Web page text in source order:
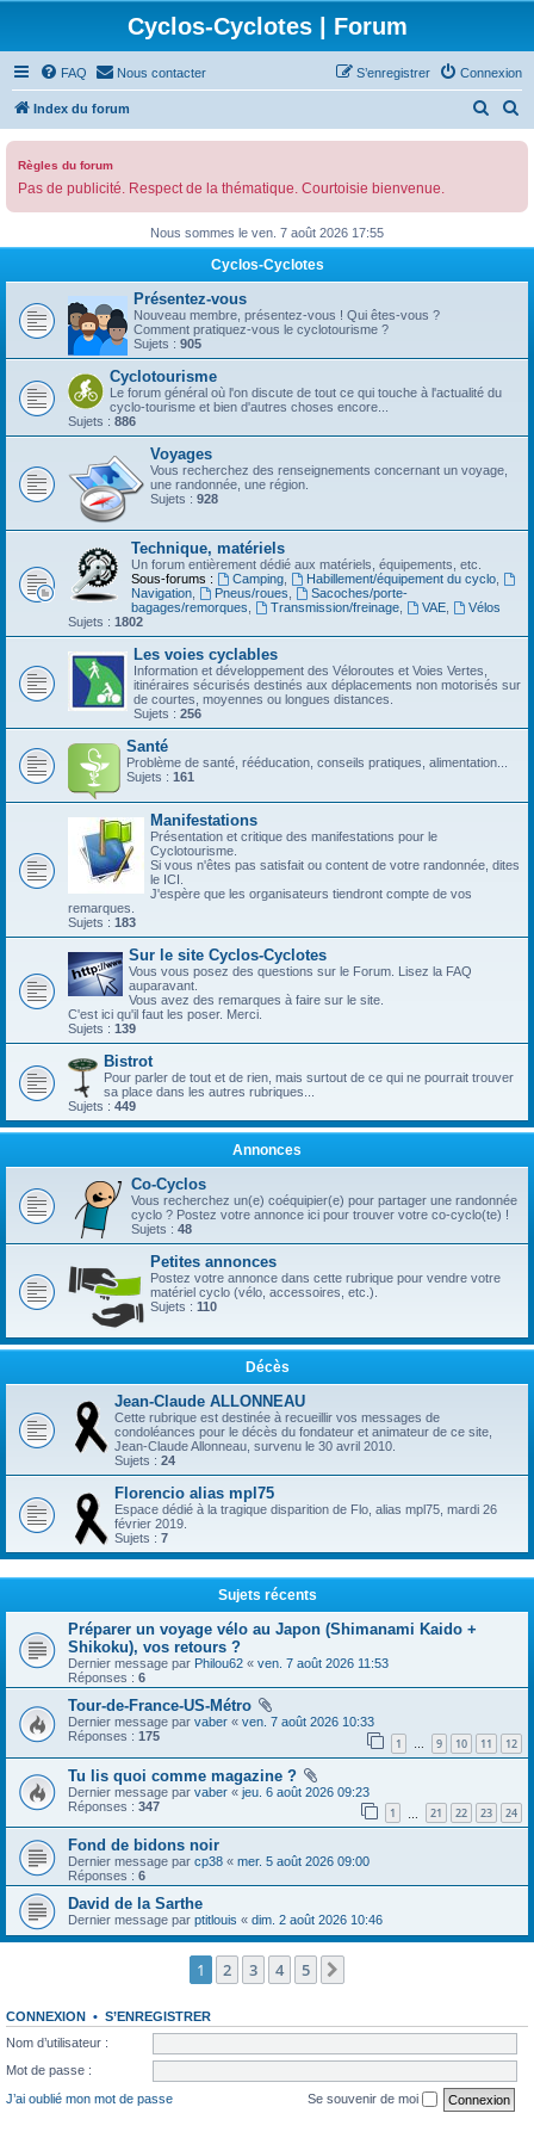
Cyclos-Cyclotes | Forum
FAQ Nous contacter Connexion
S’enregistrer
Index du forum
r
c
r
r
c
r
Règles du forum
Pas de publicité. Respect de la thématique. Courtoisie bienvenue.
Nous sommes le ven. 7 août 2026 17:55
Cyclos-Cyclotes
Présentez-vous
Nouveau membre, présentez-vous ! Qui êtes-vous ?
Comment pratiquez-vous le cyclotourisme ?
Sujets : 905
Cyclotourisme
Le forum général où l'on discute de tout ce qui touche à l'actualité du
cyclo-tourisme et bien d'autres choses encore...
Sujets : 886
Voyages
Vous recherchez des renseignements concernant un voyage,
une randonnée, une région.
Sujets : 928
Technique, matériels
Un forum entièrement dédié aux matériels, équipements, etc.
Sous-forums :
Camping, Habillement/équipement du cyclo,
Navigation
Pneus/roues
Sacoches/porte-
bagages/remorques
Transmission/freinage, VAE,
Vélos
Sujets : 1802
Les voies cyclables
Information et développement des Véloroutes et Voies Vertes,
itinéraires sécurisés destinés aux déplacements non motorisés sur
de courtes, moyennes ou longues distances.
Sujets : 256
Santé
Problème de santé, rééducation, conseils pratiques, alimentation...
Sujets : 161
Manifestations
Présentation et critique des manifestations pour le
Cyclotourisme.
Si vous n'êtes pas satisfait ou content de votre randonnée, dites
le ICI.
J'espère que les organisateurs tiendront compte de vos
remarques.
Sujets : 183
Sur le site Cyclos-Cyclotes
Vous vous posez des questions sur le Forum. Lisez la FAQ
auparavant.
Vous avez des remarques à faire sur le site.
C'est ici qu'il faut les poser. Merci.
Sujets : 139
Bistrot
Pour parler de tout et de rien, mais surtout de ce qui ne pourrait trouver
sa place dans les autres rubriques...
Sujets : 449
Annonces
Co-Cyclos
Vous recherchez un(e) coéquipier(e) pour partager une randonnée
cyclo ? Postez votre annonce ici pour trouver votre co-cyclo(te) !
Sujets : 48
Petites annonces
Postez votre annonce dans cette rubrique pour vendre votre
matériel cyclo (vélo, accessoires, etc.).
Sujets : 110
Décès
Jean-Claude ALLONNEAU
Cette rubrique est destinée à recueillir vos messages de
condoléances pour le décès du fondateur et animateur de ce site,
Jean-Claude Allonneau, survenu le 30 avril 2010.
Sujets : 24
Florencio alias mpl75
Espace dédié à la tragique disparition de Flo, alias mpl75, mardi 26
février 2019.
Sujets : 7
Sujets récents
Préparer un voyage vélo au Japon (Shimanami Kaido +
Shikoku), vos retours ?
Dernier message par Philou62 « ven. 7 août 2026 11:53
Réponses : 6
Tour-de-France-US-Métro
Dernier message par vaber « ven. 7 août 2026 10:33
Réponses : 175 1 … 9 10 11 12
Tu lis quoi comme magazine ?
Dernier message par vaber « jeu. 6 août 2026 09:23
Réponses : 347 1 21 22 23 24
Fond de bidons noir
Dernier message par cp38 « mer. 5 août 2026 09:00
Réponses : 6
David de la Sarthe
Dernier message par ptitlouis « dim. 2 août 2026 10:46
1 2 3 4 5
CONNEXION • S’ENREGISTRER
Nom d’utilisateur :
Mot de passe :
J’ai oublié mon mot de passe
Se souvenir de moi